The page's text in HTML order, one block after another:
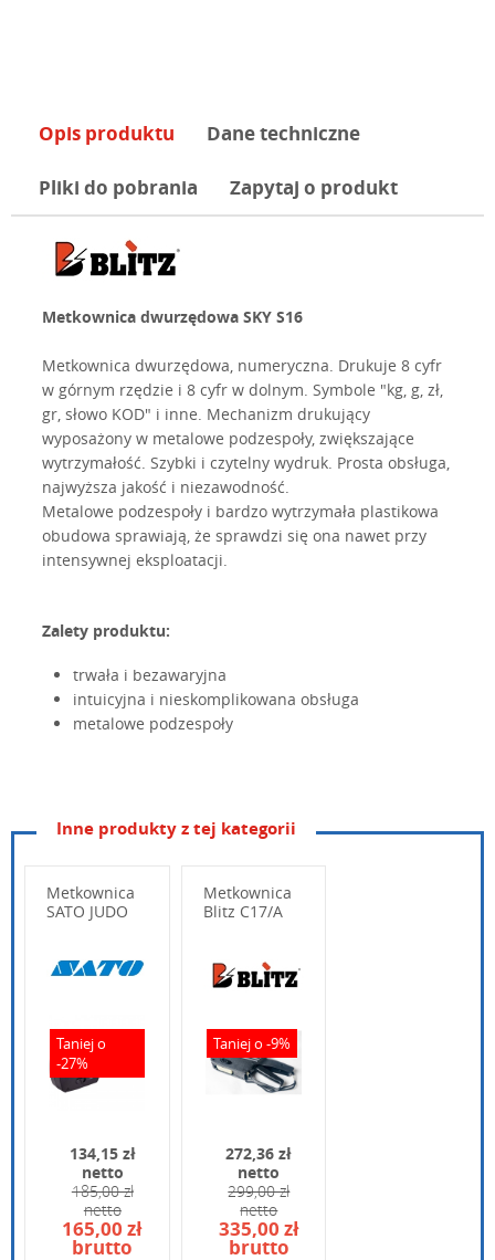
Opis produktu Dane techniczne
Pliki do pobrania Zapytaj o produkt
Metkownica dwurzędowa SKY S16
Metkownica dwurzędowa, numeryczna. Drukuje 8 cyfr
w górnym rzędzie i 8 cyfr w dolnym. Symbole "kg, g, zł,
gr, słowo KOD" i inne. Mechanizm drukujący
wyposażony w metalowe podzespoły, zwiększające
wytrzymałość. Szybki i czytelny wydruk. Prosta obsługa,
najwyższa jakość i niezawodność.
Metalowe podzespoły i bardzo wytrzymała plastikowa
obudowa sprawiają, że sprawdzi się ona nawet przy
intensywnej eksploatacji.
Zalety produktu:
trwała i bezawaryjna
intuicyjna i nieskomplikowana obsługa
metalowe podzespoły
Producent
SKY
Rodzaj metkownicy
Rozmiar metki
26x16 mm
Ilość znaków w pierwszym rzędzie
8
Ilość znaków
Gwarancja
Wpisz kod widoczny na obrazku:
Inne produkty z tej kategorii
Metkownica
SATO JUDO
Taniej o
-27%
134,15 zł
netto
185,00 zł
netto
165,00 zł
brutto
Metkownica
Blitz C17/A
Taniej o -9%
272,36 zł
netto
299,00 zł
netto
335,00 zł
brutto